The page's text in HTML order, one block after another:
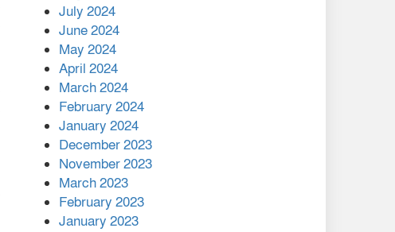
July 2024
June 2024
May 2024
April 2024
March 2024
February 2024
January 2024
December 2023
November 2023
March 2023
February 2023
January 2023